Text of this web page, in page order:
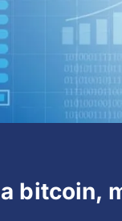
bitcoin,